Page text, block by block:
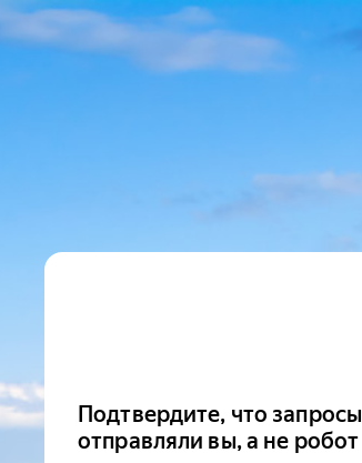
Подтвердите, что запросы
отправляли вы, а не робот